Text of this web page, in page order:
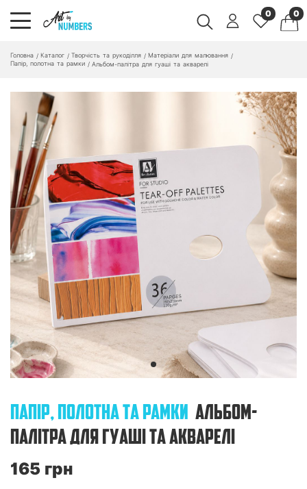
0 0
Головна / Каталог / Творчість та рукоділля / Матеріали для малювання /
Папір, полотна та рамки / Альбом-палітра для гуаші та акварелі
ПАПІР, ПОЛОТНА ТА РАМКИ АЛЬБОМ-
ПАЛІТРА ДЛЯ ГУАШІ ТА АКВАРЕЛІ
165 грн